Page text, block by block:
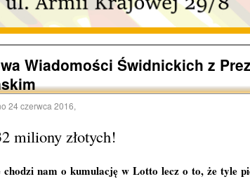
Wiadomości Świdnickich z
24 czerwca 2016,
miliony złotych!
chodzi nam o kumulację w Lotto lecz o to, że tyle